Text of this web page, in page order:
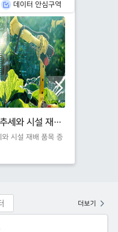
데이터 안심구역
재배 방법 변화 추세와 시설 재배 품목 증감 요인 분석
시설 재배 품목 증
더보기